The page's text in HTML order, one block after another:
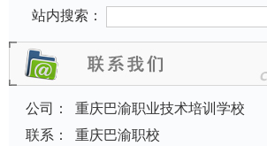
站内搜索：
公司：
重庆巴渝职业技术培训学校
联系：
重庆巴渝职校